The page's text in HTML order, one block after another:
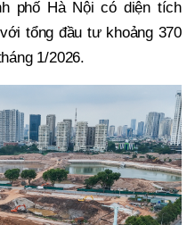
phố Hà Nội có diện tích
tổng đầu tư khoảng 370
1/2026.